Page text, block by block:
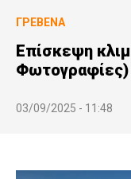
ΓΡΕΒΕΝΆ
Επίσκεψη
Φωτογραφίες)
03/09/2025 - 11:48